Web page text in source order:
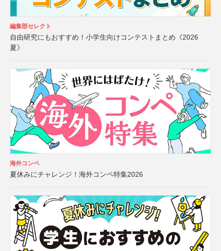
編集部セレクト
自由研究にもおすすめ！小学生向けコンテストまとめ《2026
夏》
海外コンペ
夏休みにチャレンジ！海外コンペ特集2026